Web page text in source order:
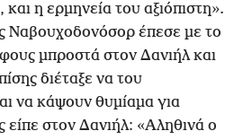
και η ερμηνεία του αξιόπιστη».
Ναβουχοδονόσορ έπεσε με το
μπροστά στον Δανιήλ και
διέταξε να του
να κάψουν θυμίαμα για
είπε στον Δανιήλ: «Αληθινά ο